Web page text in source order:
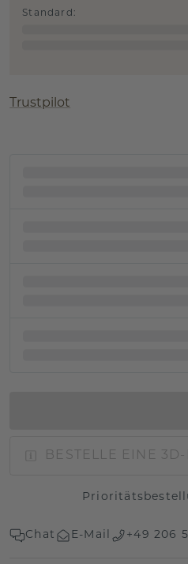
Standard :
Trustpilot
BESTELLE EINE
Chat E-Mail +49 206